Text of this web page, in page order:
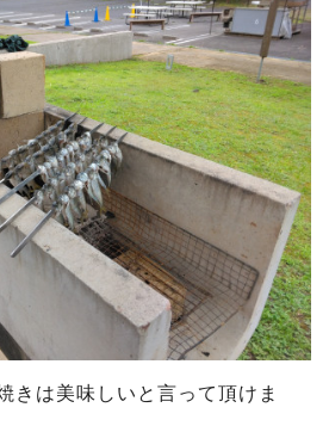
きは美味しいと言って頂けま